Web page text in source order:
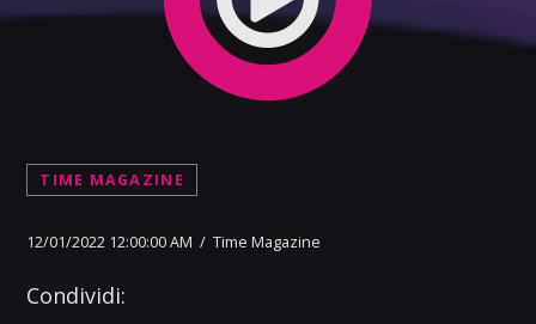
TIME MAGAZINE
12/01/2022 12:00:00 AM / Time Magazine
Condividi: